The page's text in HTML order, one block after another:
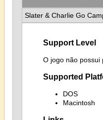
Slater & Charlie Go
Support Level
O jogo não possui
Supported
DOS
Macintosh